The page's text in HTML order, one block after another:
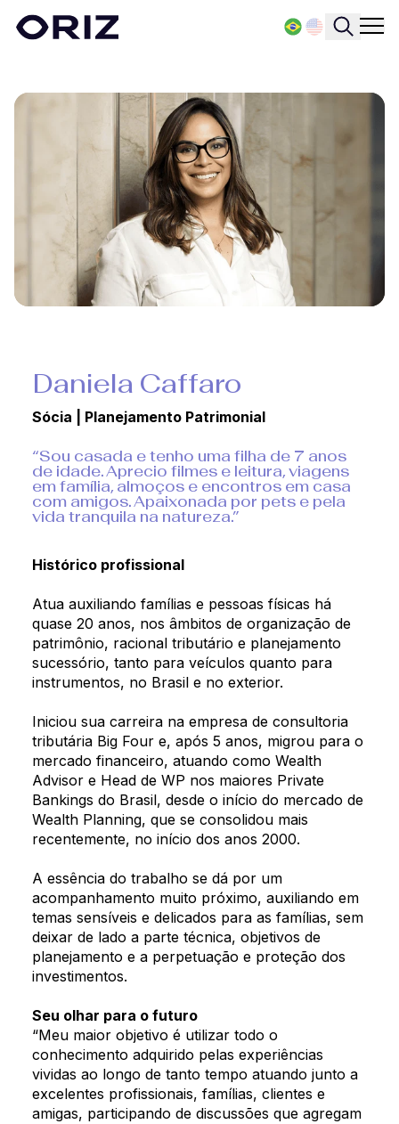
Daniela Caffaro
Sócia | Planejamento Patrimonial
“Sou casada e tenho uma filha de 7 anos
de idade. Aprecio filmes e leitura, viagens
em família, almoços e encontros em casa
com amigos. Apaixonada por pets e pela
vida tranquila na natureza.”
Histórico profissional
Atua auxiliando famílias e pessoas físicas há
quase 20 anos, nos âmbitos de organização de
patrimônio, racional tributário e planejamento
sucessório, tanto para veículos quanto para
instrumentos, no Brasil e no exterior.
Iniciou sua carreira na empresa de consultoria
tributária Big Four e, após 5 anos, migrou para o
mercado financeiro, atuando como Wealth
Advisor e Head de WP nos maiores Private
Bankings do Brasil, desde o início do mercado de
Wealth Planning, que se consolidou mais
recentemente, no início dos anos 2000.
A essência do trabalho se dá por um
acompanhamento muito próximo, auxiliando em
temas sensíveis e delicados para as famílias, sem
deixar de lado a parte técnica, objetivos de
planejamento e a perpetuação e proteção dos
investimentos.
Seu olhar para o futuro
“Meu maior objetivo é utilizar todo o
conhecimento adquirido pelas experiências
vividas ao longo de tanto tempo atuando junto a
excelentes profissionais, famílias, clientes e
amigas, participando de discussões que agregam